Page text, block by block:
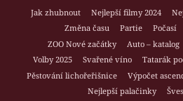
Jak zhubnout Nejlepší filmy 2024
Změna času
Partie Počasí
ZOO Nové začátky
Auto – katalog
Volby 2025
Svařené víno Tatarák
Pěstování lichořeřišnice
Výpočet
Nejlepší palačinky